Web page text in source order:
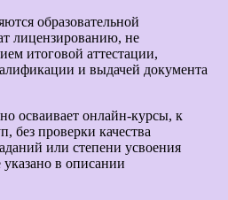
образовательной
лицензированию, не
итоговой аттестации,
и выдачей документа
осваивает онлайн-курсы, к
без проверки качества
или степени усвоения
в описании